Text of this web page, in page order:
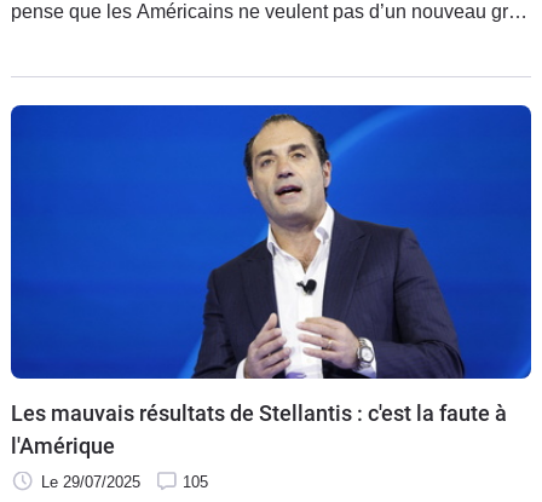
pense que les Américains ne veulent pas d’un nouveau gros
moteur thermique sur ce marché ainsi que d’une inédite
variante à prolongateur d’autonomie.
Les mauvais résultats de Stellantis : c'est la faute à
l'Amérique
Le 29/07/2025 105